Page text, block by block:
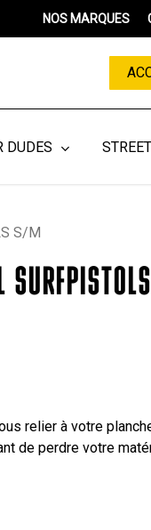
NOS MARQUES
DUDES STREET
S/M
SURFPISTOLS
relier à votre
de perdre votre